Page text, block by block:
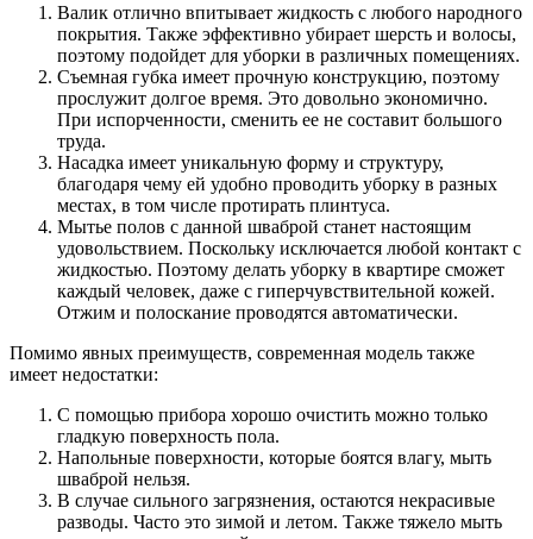
Валик отлично впитывает жидкость с любого народного
покрытия. Также эффективно убирает шерсть и волосы,
поэтому подойдет для уборки в различных помещениях.
Съемная губка имеет прочную конструкцию, поэтому
прослужит долгое время. Это довольно экономично.
При испорченности, сменить ее не составит большого
труда.
Насадка имеет уникальную форму и структуру,
благодаря чему ей удобно проводить уборку в разных
местах, в том числе протирать плинтуса.
Мытье полов с данной шваброй станет настоящим
удовольствием. Поскольку исключается любой контакт с
жидкостью. Поэтому делать уборку в квартире сможет
каждый человек, даже с гиперчувствительной кожей.
Отжим и полоскание проводятся автоматически.
Помимо явных преимуществ, современная модель также
имеет недостатки:
С помощью прибора хорошо очистить можно только
гладкую поверхность пола.
Напольные поверхности, которые боятся влагу, мыть
шваброй нельзя.
В случае сильного загрязнения, остаются некрасивые
разводы. Часто это зимой и летом. Также тяжело мыть